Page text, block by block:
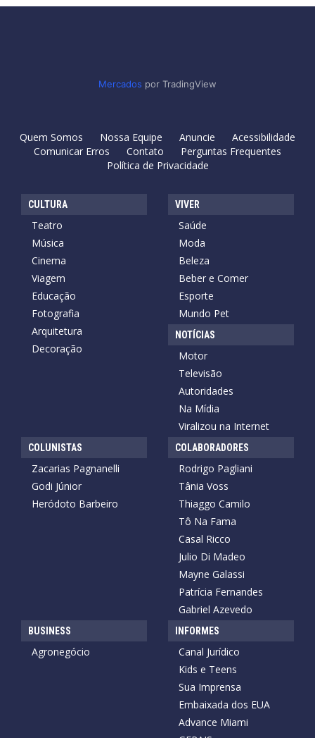
Mercados por TradingView
Quem Somos Nossa Equipe Anuncie
Acessibilidade
Comunicar Erros
Contato
Perguntas Frequentes
Política de Privacidade
CULTURA
Teatro
Música
Cinema
Viagem
Educação
Fotografia
Arquitetura
Decoração
VIVER
Saúde
Moda
Beleza
Beber e Comer
Esporte
Mundo Pet
NOTÍCIAS
Motor
Televisão
Autoridades
Na Mídia
Viralizou na Internet
COLUNISTAS
Zacarias Pagnanelli
Godi Júnior
Heródoto Barbeiro
COLABORADORES
Rodrigo Pagliani
Tânia Voss
Thiaggo Camilo
Tô Na Fama
Casal Ricco
Julio Di Madeo
Mayne Galassi
Patrícia Fernandes
Gabriel Azevedo
BUSINESS
Agronegócio
INFORMES
Canal Jurídico
Kids e Teens
Sua Imprensa
Embaixada dos EUA
Advance Miami